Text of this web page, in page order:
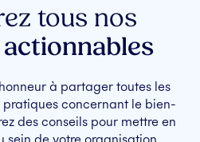
tous nos
actionnables
à partager toutes les
concernant le bien-
des conseils pour mettre en
sein de votre organisation.